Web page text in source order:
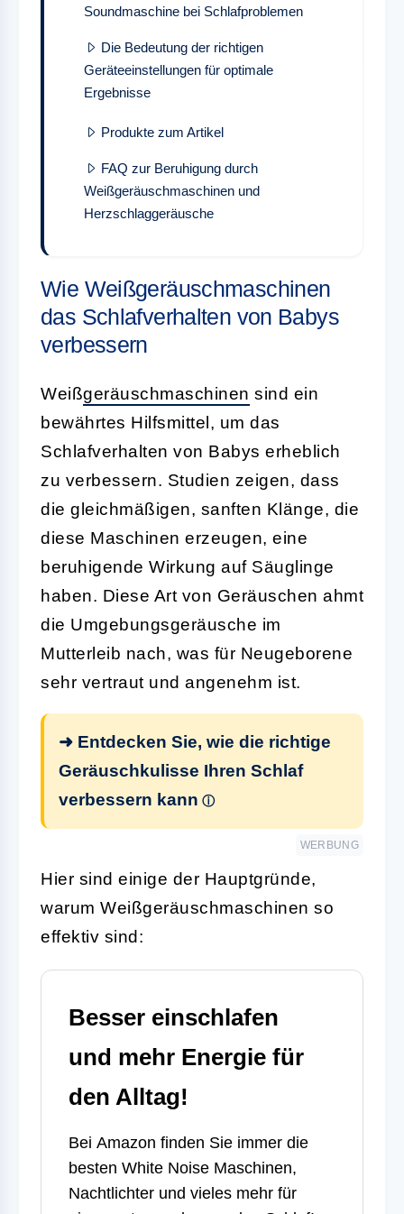
Soundmaschine bei Schlafproblemen
Die Bedeutung der richtigen
Geräteeinstellungen für optimale
Ergebnisse
Produkte zum Artikel
FAQ zur Beruhigung durch
Weißgeräuschmaschinen und
Herzschlaggeräusche
Wie Weißgeräuschmaschinen
das Schlafverhalten von Babys
verbessern
Weißgeräuschmaschinen sind ein
bewährtes Hilfsmittel, um das
Schlafverhalten von Babys erheblich
zu verbessern. Studien zeigen, dass
die gleichmäßigen, sanften Klänge, die
diese Maschinen erzeugen, eine
beruhigende Wirkung auf Säuglinge
haben. Diese Art von Geräuschen ahmt
die Umgebungsgeräusche im
Mutterleib nach, was für Neugeborene
sehr vertraut und angenehm ist.
➜ Entdecken Sie, wie die richtige
Geräuschkulisse Ihren Schlaf
verbessern kann
WERBUNG
Hier sind einige der Hauptgründe,
warum Weißgeräuschmaschinen so
effektiv sind:
Besser einschlafen
und mehr Energie für
den Alltag!
Bei Amazon finden Sie immer die
besten White Noise Maschinen,
Nachtlichter und vieles mehr für